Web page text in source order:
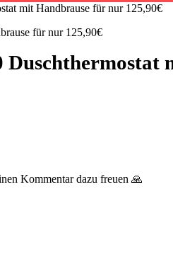
mit Handbrause für nur 125,90€
Kommentar dazu freuen 🙏